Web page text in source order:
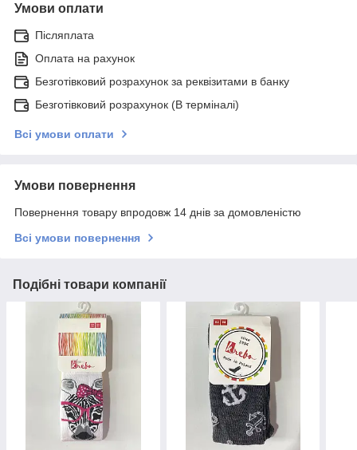
Умови оплати
Післяплата
Оплата на рахунок
Безготівковий розрахунок за реквізитами в банку
Безготівковий розрахунок (В терміналі)
Всі умови оплати
Умови повернення
Повернення товару впродовж 14 днів за домовленістю
Всі умови повернення
Подібні товари компанії